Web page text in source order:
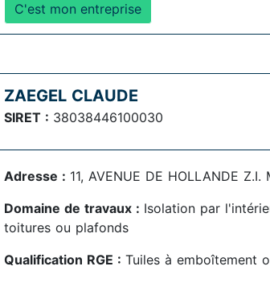
C'est mon entreprise
ZAEGEL CLAUDE
SIRET : 38038446100030
Adresse : 11, AVENUE DE HOLLANDE
Domaine de travaux : Isolation par
toitures ou plafonds
Qualification RGE : Tuiles à emboîtement